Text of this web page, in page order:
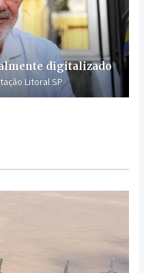
digitalizado
Litoral SP